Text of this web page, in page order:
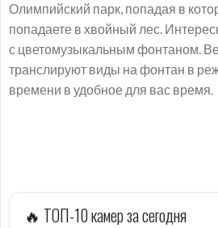
Олимпийский парк, попадая в
попадаете в хвойный лес.
с цветомузыкальным фонтаном.
транслируют виды на фонтан в
времени в удобное для вас время.
🔥 ТОП-10 камер за сегодня